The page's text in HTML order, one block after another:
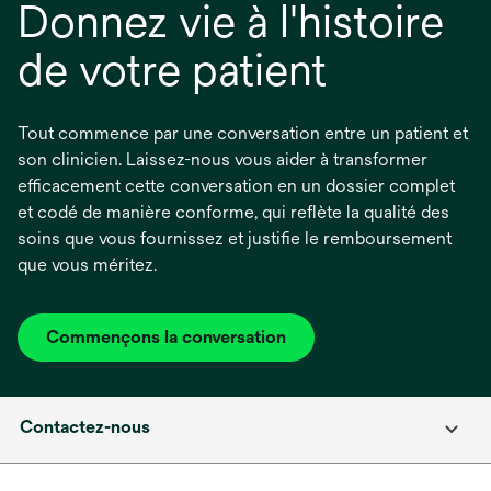
Donnez vie à l'histoire
de votre patient
Tout commence par une conversation entre un patient et
son clinicien. Laissez-nous vous aider à transformer
efficacement cette conversation en un dossier complet
et codé de manière conforme, qui reflète la qualité des
soins que vous fournissez et justifie le remboursement
que vous méritez.
Commençons la conversation
Contactez-nous